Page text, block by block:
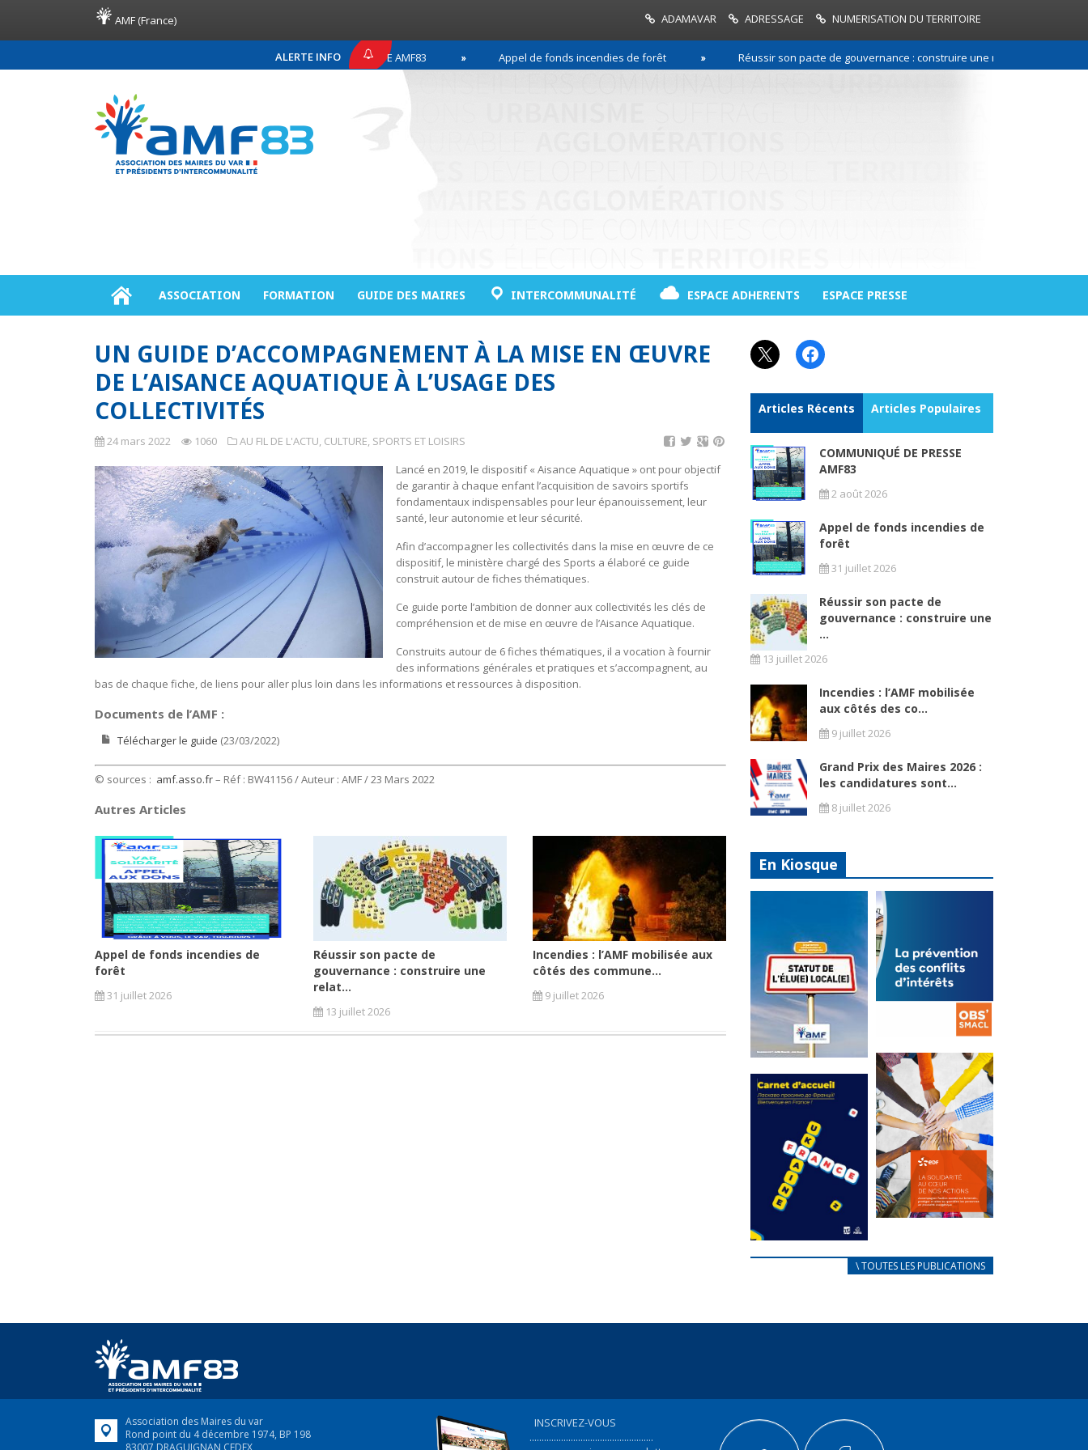
AMF (France) ADAMAVAR ADRESSAGE NUMERISATION DU TERRITOIRE
ALERTE INFO
COMMUNIQUÉ DE PRESSE AMF83 Appel de fonds incendies de forêt Réussir son pacte de gouvernance : construire une relation de confiance
ASSOCIATION FORMATION GUIDE DES MAIRES INTERCOMMUNALITÉ ESPACE ADHERENTS ESPACE PRESSE
UN GUIDE D’ACCOMPAGNEMENT À LA MISE EN ŒUVRE
DE L’AISANCE AQUATIQUE À L’USAGE DES
COLLECTIVITÉS
24 mars 2022 1060 AU FIL DE L'ACTU, CULTURE, SPORTS ET LOISIRS
Lancé en 2019, le dispositif « Aisance Aquatique » ont pour objectif
de garantir à chaque enfant l’acquisition de savoirs sportifs
fondamentaux indispensables pour leur épanouissement, leur
santé, leur autonomie et leur sécurité.
Afin d’accompagner les collectivités dans la mise en œuvre de ce
dispositif, le ministère chargé des Sports a élaboré ce guide
construit autour de fiches thématiques.
Ce guide porte l’ambition de donner aux collectivités les clés de
compréhension et de mise en œuvre de l’Aisance Aquatique.
Construits autour de 6 fiches thématiques, il a vocation à fournir
des informations générales et pratiques et s’accompagnent, au
bas de chaque fiche, de liens pour aller plus loin dans les informations et ressources à disposition.
Documents de l’AMF :
Télécharger le guide (23/03/2022)
© sources : amf.asso.fr– Réf : BW41156 / Auteur : AMF / 23 Mars 2022
Autres Articles
Appel de fonds incendies de
forêt
31 juillet 2026
Réussir son pacte de
gouvernance : construire une
relat...
13 juillet 2026
Incendies : l’AMF mobilisée aux
côtés des commune...
9 juillet 2026
X Facebook
Articles Récents Articles Populaires
COMMUNIQUÉ DE PRESSE
AMF83
2 août 2026
Appel de fonds incendies de
forêt
31 juillet 2026
Réussir son pacte de
gouvernance : construire une
...
13 juillet 2026
Incendies : l’AMF mobilisée
aux côtés des co...
9 juillet 2026
Grand Prix des Maires 2026 :
les candidatures sont...
8 juillet 2026
En Kiosque
Statut de
l’élu local
Mise à jour avril
2024
FEUILLETER
La
prévention
des conflits
d’intérêts
18 septembre 2023
FEUILLETER
au coeur de
nos actions
en France,...
FEUILLETER
\ TOUTES LES PUBLICATIONS
Association des Maires du var
Rond point du 4 décembre 1974, BP 198
83007 DRAGUIGNAN CEDEX
INSCRIVEZ-VOUS
...................................................